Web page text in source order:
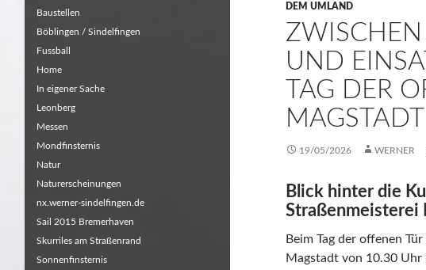
DEM UMLAND
UND
TAG DER
MAGSTADT
19/05/2026 WERNER
Blick hinter die
Straßenmeisterei
Beim Tag der offenen
Magstadt von 10.30 Uhr
Baustellen
Böblingen / Sindelfingen
Fussball
Home
In eigener Sache
Leonberg
Messen
Mondfinsternis
Natur
Naturerscheinungen
nx.werner-sindelfingen.de
Sail 2015 Bremerhaven
Skurriles am Straßenrand
Sonnenfinsternis